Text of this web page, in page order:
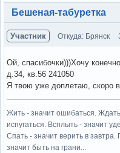
Вне форума
Бешеная-табуретка
Участник Откуда: Брянск
Ой, спасибочки)))Хочу
д.34, кв.56 241050
Я твою уже доплетаю, скоро
Жить - значит ошибаться.
испугаться. Всплыть - значит
Спать - значит верить в
значит быть на грани...